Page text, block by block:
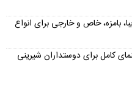
| بیش از ۳۰۰ اسم زیبا، بامزه، خاص و خارجی برای انواع
کامل برای دوستداران شیرینی